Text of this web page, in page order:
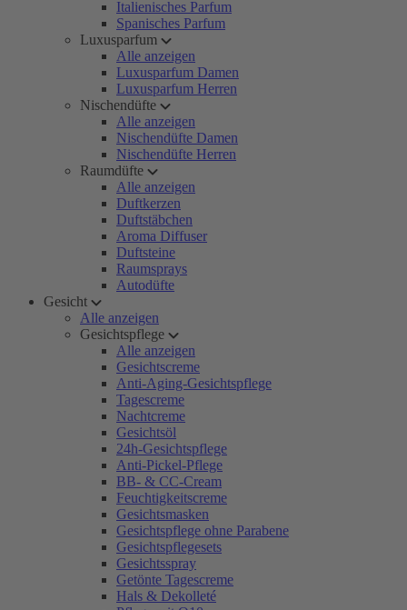
Italienisches Parfum
Spanisches Parfum
Luxusparfum
Alle anzeigen
Luxusparfum Damen
Luxusparfum Herren
Nischendüfte
Alle anzeigen
Nischendüfte Damen
Nischendüfte Herren
Raumdüfte
Alle anzeigen
Duftkerzen
Duftstäbchen
Aroma Diffuser
Duftsteine
Raumsprays
Autodüfte
Gesicht
Alle anzeigen
Gesichtspflege
Alle anzeigen
Gesichtscreme
Anti-Aging-Gesichtspflege
Tagescreme
Nachtcreme
Gesichtsöl
24h-Gesichtspflege
Anti-Pickel-Pflege
BB- & CC-Cream
Feuchtigkeitscreme
Gesichtsmasken
Gesichtspflege ohne Parabene
Gesichtspflegesets
Gesichtsspray
Getönte Tagescreme
Hals & Dekolleté